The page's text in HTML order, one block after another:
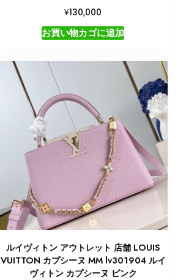
¥130,000
お買い物カゴに追加
ルイヴィトン アウトレット 店舗 LOUIS
VUITTON カプシーヌ MM lv301904 ルイ
ヴィトン カプシーヌ ピンク